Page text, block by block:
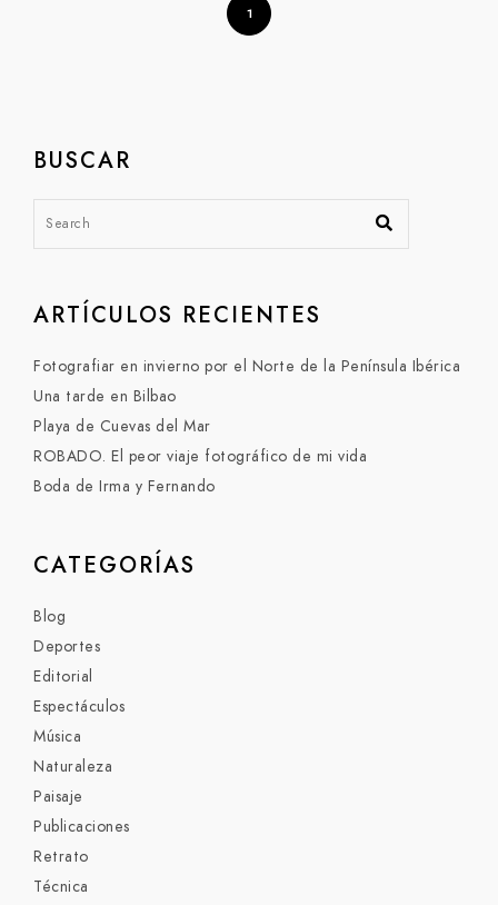
1
BUSCAR
ARTÍCULOS RECIENTES
Fotografiar en invierno por el Norte de la Península Ibérica
Una tarde en Bilbao
Playa de Cuevas del Mar
ROBADO. El peor viaje fotográfico de mi vida
Boda de Irma y Fernando
CATEGORÍAS
Blog
Deportes
Editorial
Espectáculos
Música
Naturaleza
Paisaje
Publicaciones
Retrato
Técnica